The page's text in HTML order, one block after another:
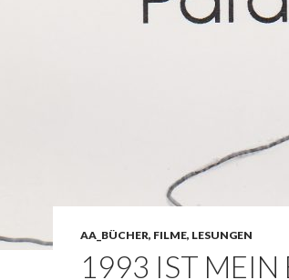
AA_BÜCHER, FILME, LESUNGEN
1993 IST MEIN